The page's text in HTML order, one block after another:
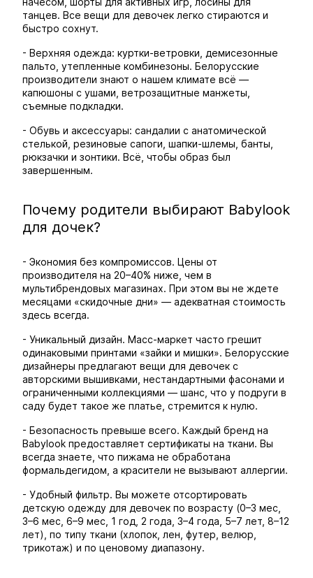
танцев. Все вещи для девочек легко стираются и
быстро сохнут.
- Верхняя одежда: куртки-ветровки, демисезонные
пальто, утепленные комбинезоны. Белорусские
производители знают о нашем климате всё —
капюшоны с ушами, ветрозащитные манжеты,
съемные подкладки.
- Обувь и аксессуары: сандалии с анатомической
стелькой, резиновые сапоги, шапки-шлемы, банты,
рюкзачки и зонтики. Всё, чтобы образ был
завершенным.
Почему родители выбирают Babylook
для дочек?
- Экономия без компромиссов. Цены от
производителя на 20–40% ниже, чем в
мультибрендовых магазинах. При этом вы не ждете
месяцами «скидочные дни» — адекватная стоимость
здесь всегда.
- Уникальный дизайн. Масс-маркет часто грешит
одинаковыми принтами «зайки и мишки». Белорусские
дизайнеры предлагают вещи для девочек с
авторскими вышивками, нестандартными фасонами и
ограниченными коллекциями — шанс, что у подруги в
саду будет такое же платье, стремится к нулю.
- Безопасность превыше всего. Каждый бренд на
Babylook предоставляет сертификаты на ткани. Вы
всегда знаете, что пижама не обработана
формальдегидом, а красители не вызывают аллергии.
- Удобный фильтр. Вы можете отсортировать
детскую одежду для девочек по возрасту (0–3 мес,
3–6 мес, 6–9 мес, 1 год, 2 года, 3–4 года, 5–7 лет, 8–12
лет), по типу ткани (хлопок, лен, футер, велюр,
трикотаж) и по ценовому диапазону.